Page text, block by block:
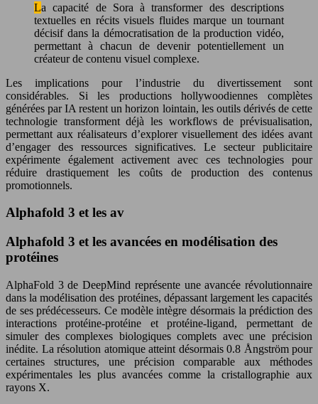
La capacité de Sora à transformer des descriptions
textuelles en récits visuels fluides marque un tournant
décisif dans la démocratisation de la production vidéo,
permettant à chacun de devenir potentiellement un
créateur de contenu visuel complexe.
Les implications pour l’industrie du divertissement sont
considérables. Si les productions hollywoodiennes complètes
générées par IA restent un horizon lointain, les outils dérivés de cette
technologie transforment déjà les workflows de prévisualisation,
permettant aux réalisateurs d’explorer visuellement des idées avant
d’engager des ressources significatives. Le secteur publicitaire
expérimente également activement avec ces technologies pour
réduire drastiquement les coûts de production des contenus
promotionnels.
Alphafold 3 et les av
Alphafold 3 et les avancées en modélisation des
protéines
AlphaFold 3 de DeepMind représente une avancée révolutionnaire
dans la modélisation des protéines, dépassant largement les capacités
de ses prédécesseurs. Ce modèle intègre désormais la prédiction des
interactions protéine-protéine et protéine-ligand, permettant de
simuler des complexes biologiques complets avec une précision
inédite. La résolution atomique atteint désormais 0.8 Ångström pour
certaines structures, une précision comparable aux méthodes
expérimentales les plus avancées comme la cristallographie aux
rayons X.